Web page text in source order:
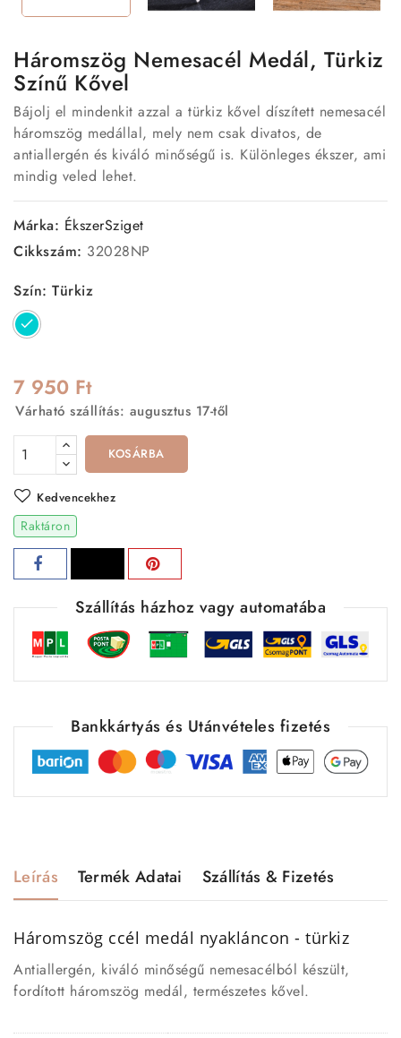
Háromszög Nemesacél Medál, Türkiz
Színű Kővel
Bájolj el mindenkit azzal a türkiz kővel díszített nemesacél
háromszög medállal, mely nem csak divatos, de
antiallergén és kiváló minőségű is. Különleges ékszer, ami
mindig veled lehet.
Márka: ÉkszerSziget
Cikkszám: 32028NP
Szín: Türkiz
Türkiz
7 950 Ft
Várható szállítás: augusztus 17-től
KOSÁRBA
Kedvencekhez
Raktáron
Szállítás házhoz vagy automatába
Bankkártyás és Utánvételes fizetés
Leírás Termék Adatai Szállítás & Fizetés
Háromszög ccél medál nyakláncon - türkiz
Antiallergén, kiváló minőségű nemesacélból készült,
fordított háromszög medál, természetes kővel.